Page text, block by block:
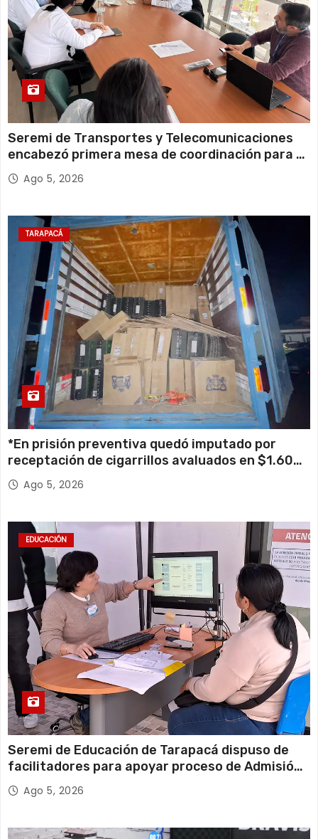
Seremi de Transportes y Telecomunicaciones
encabezó primera mesa de coordinación para el
retiro de cables en desuso en Iquique
Ago 5, 2026
TARAPACÁ
*En prisión preventiva quedó imputado por
receptación de cigarrillos avaluados en $1.600
millones*
Ago 5, 2026
EDUCACIÓN
Seremi de Educación de Tarapacá dispuso de
facilitadores para apoyar proceso de Admisión
Escolar 2027
Ago 5, 2026